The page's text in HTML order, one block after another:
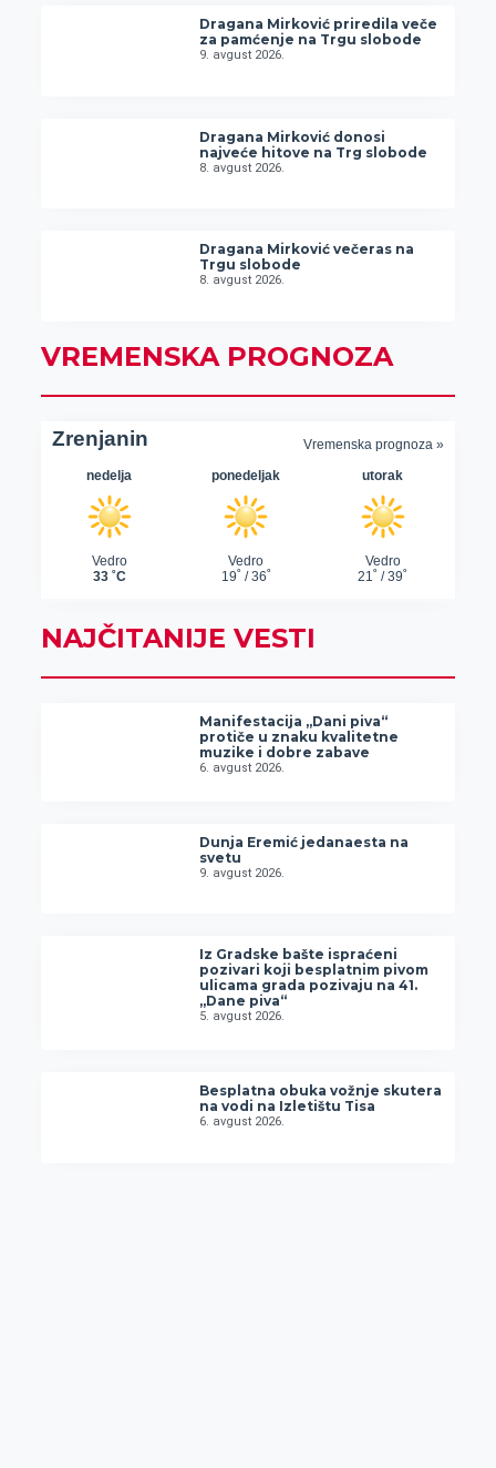
Dragana Mirković priredila veče
za pamćenje na Trgu slobode
9. avgust 2026.
Dragana Mirković donosi
najveće hitove na Trg slobode
8. avgust 2026.
Dragana Mirković večeras na
Trgu slobode
8. avgust 2026.
VREMENSKA PROGNOZA
NAJČITANIJE VESTI
Manifestacija „Dani piva“
protiče u znaku kvalitetne
muzike i dobre zabave
6. avgust 2026.
Dunja Eremić jedanaesta na
svetu
9. avgust 2026.
Iz Gradske bašte ispraćeni
pozivari koji besplatnim pivom
ulicama grada pozivaju na 41.
„Dane piva“
5. avgust 2026.
Besplatna obuka vožnje skutera
na vodi na Izletištu Tisa
6. avgust 2026.